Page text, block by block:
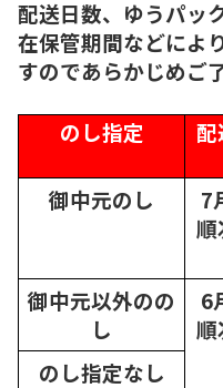
配送日数、ゆうパッ
在保管期間などによ
すのであらかじめご
のし指定
配
御中元のし
7
順
御中元以外のの
し
6
順
のし指定なし